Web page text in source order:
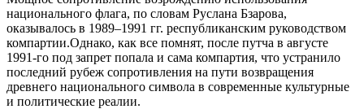
национального флага, по словам Руслана Бзарова,
оказывалось в 1989–1991 гг. республиканским руководством
компартии.Однако, как все помнят, после путча в августе
1991-го под запрет попала и сама компартия, что устранило
последний рубеж сопротивления на пути возвращения
древнего национального символа в современные культурные
и политические реалии.